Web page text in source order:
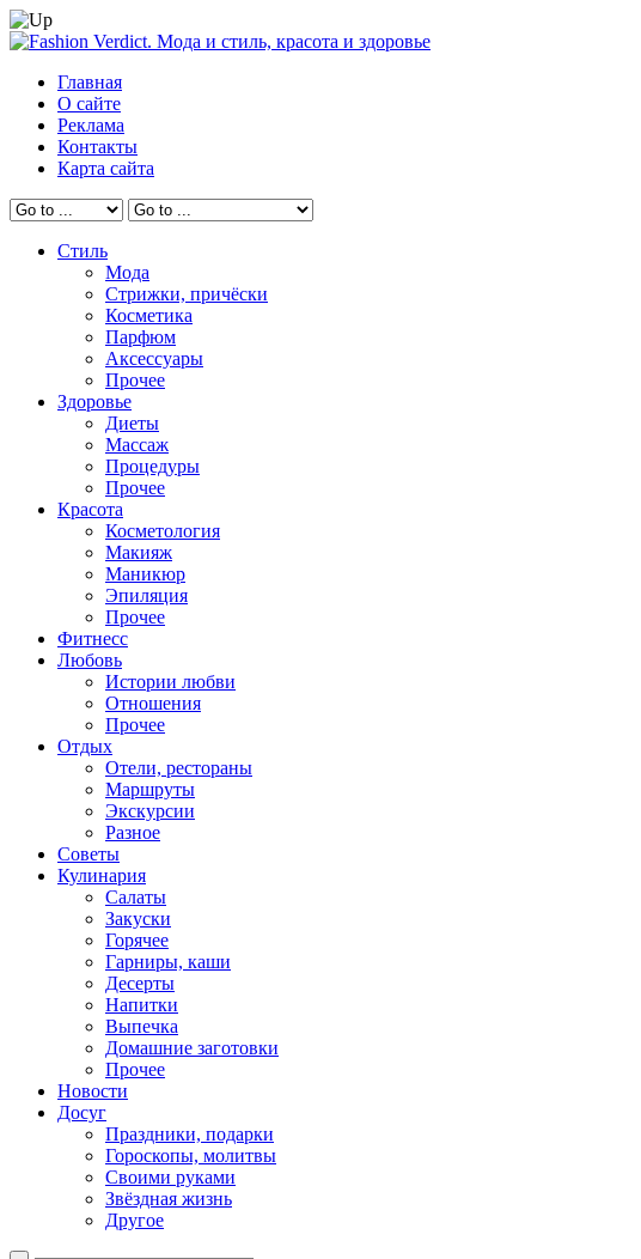
Главная
О сайте
Реклама
Контакты
Карта сайта
Стиль
Мода
Стрижки, причёски
Косметика
Парфюм
Аксессуары
Прочее
Здоровье
Диеты
Массаж
Процедуры
Прочее
Красота
Косметология
Макияж
Маникюр
Эпиляция
Прочее
Фитнесс
Любовь
Истории любви
Отношения
Прочее
Отдых
Отели, рестораны
Маршруты
Экскурсии
Разное
Советы
Кулинария
Салаты
Закуски
Горячее
Гарниры, каши
Десерты
Напитки
Выпечка
Домашние заготовки
Прочее
Новости
Досуг
Праздники, подарки
Гороскопы, молитвы
Своими руками
Звёздная жизнь
Другое